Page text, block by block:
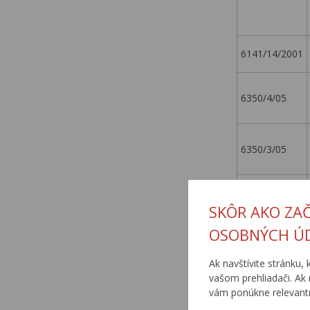
SKÔR AKO
OSOBNÝCH
Ak navštívite stránku,
vašom prehliadači.
vám ponúkne
6141/14/2001
6350/4/05
6350/3/05
19/2004